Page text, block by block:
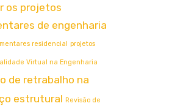
os projetos
de engenharia
residencial projetos
Virtual na Engenharia
de retrabalho na
estrutural Revisão de